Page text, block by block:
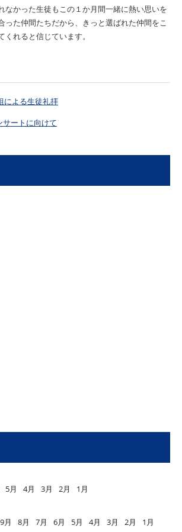
なかった生徒もこの１か月間一緒に熱い思いを
った仲間たちだから、きっと選ばれた仲間をこ
れると信じています。
による生徒礼拝
サートに向けて
5月 4月 3月 2月
1月
9月 8月 7月 6月 5月 4月 3月 2月
1月